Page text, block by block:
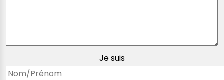
Je suis